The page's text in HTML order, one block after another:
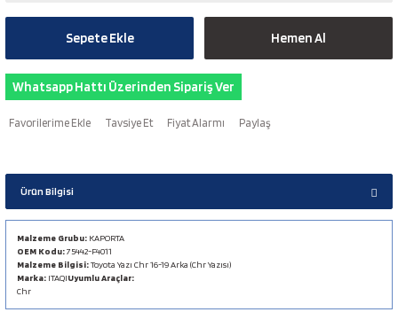
Sepete Ekle Hemen Al
Whatsapp Hattı Üzerinden Sipariş Ver
Tavsiye Et Fiyat Alarmı Paylaş
Ürün Bilgisi
Malzeme Grubu: KAPORTA
OEM Kodu:75442-F4011
Malzeme Bilgisi:Toyota Yazı Chr 16-19 Arka (Chr Yazısı)
Marka: ITAQIUyumlu Araçlar:
Chr